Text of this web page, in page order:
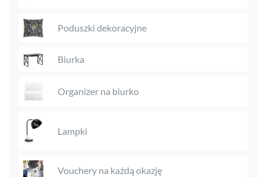
Poduszki dekoracyjne
Biurka
Organizer na biurko
Lampki
Vouchery na każdą okazję